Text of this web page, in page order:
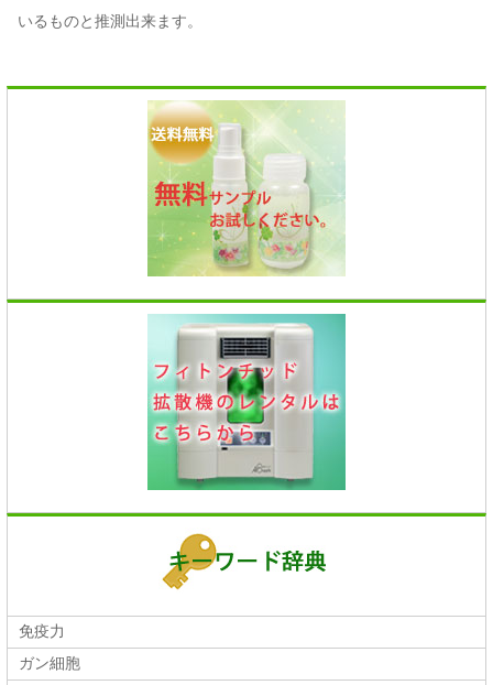
いるものと推測出来ます。
免疫力
ガン細胞